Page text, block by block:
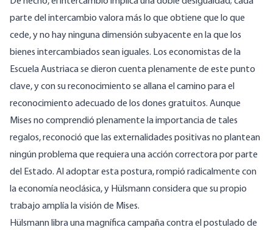
parte del intercambio valora más lo que obtiene que lo que
cede, y no hay ninguna dimensión subyacente en la que los
bienes intercambiados sean iguales. Los economistas de la
Escuela Austriaca se dieron cuenta plenamente de este punto
clave, y con su reconocimiento se allana el camino para el
reconocimiento adecuado de los dones gratuitos. Aunque
Mises no comprendió plenamente la importancia de tales
regalos, reconoció que las externalidades positivas no plantean
ningún problema que requiera una acción correctora por parte
del Estado. Al adoptar esta postura, rompió radicalmente con
la economía neoclásica, y Hülsmann considera que su propio
trabajo amplía la visión de Mises.
Hülsmann libra una magnífica campaña contra el postulado de